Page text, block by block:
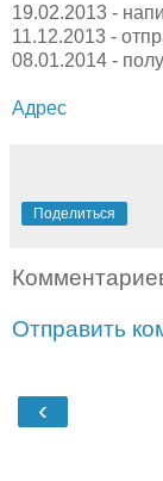
19.02.2013 -
11.12.2013 -
08.01.2014 -
Адрес
Поделиться
Отправить
‹